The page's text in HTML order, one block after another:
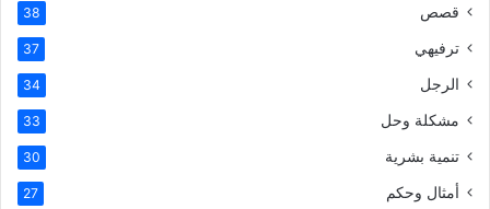
قصص 38
ترفيهي 37
الرجل 34
مشكلة وحل 33
تنمية بشرية 30
أمثال وحكم 27